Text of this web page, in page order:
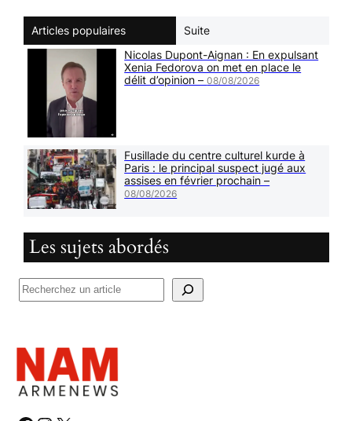
Articles populaires
Suite
Nicolas Dupont-Aignan : En expulsant
Xenia Fedorova on met en place le
délit d’opinion –08/08/2026
Fusillade du centre culturel kurde à
Paris : le principal suspect jugé aux
assises en février prochain –
08/08/2026
Les sujets abordés
R
h
e
r